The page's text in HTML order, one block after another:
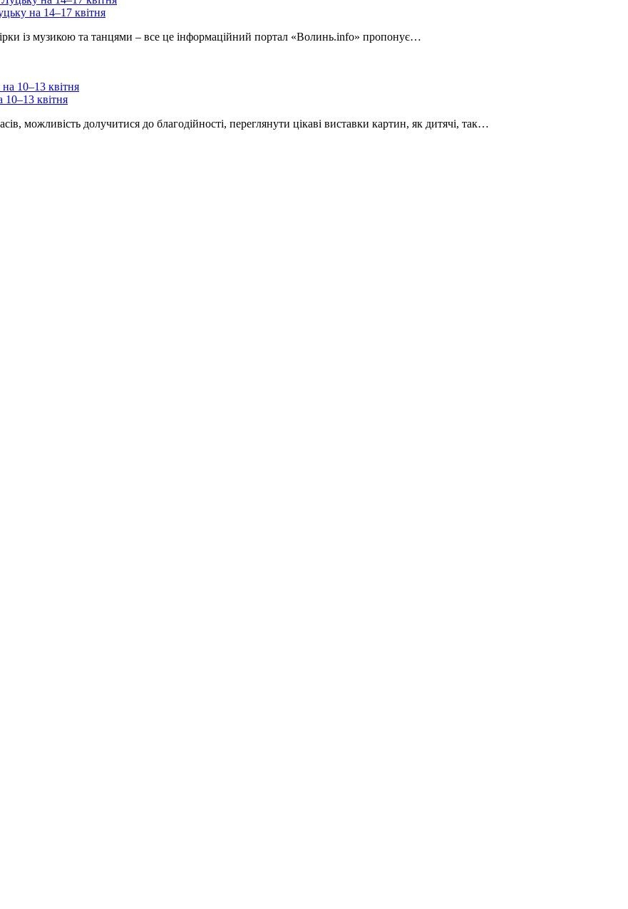
на 14–17 квітня
із музикою та танцями – все це інформаційний портал «Волинь.info» пропонує…
квітня
можливість долучитися до благодійності, переглянути цікаві виставки картин, як дитячі, так…